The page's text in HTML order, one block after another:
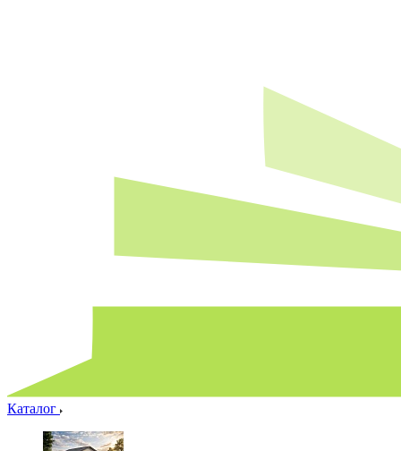
Каталог